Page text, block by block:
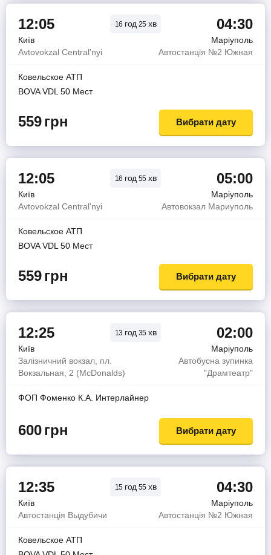
12:05 16 год 25 хв 04:30
Київ
Маріуполь
Avtovokzal Central'nyi
Автостанція №2 Южная
Ковельское АТП
BOVA VDL 50 Мест
559грн Вибрати дату
12:05 16 год 55 хв 05:00
Київ
Маріуполь
Avtovokzal Central'nyi
Автовокзал Мариуполь
Ковельское АТП
BOVA VDL 50 Мест
559грн Вибрати дату
12:25 13 год 35 хв 02:00
Київ
Маріуполь
Залізничний вокзал, пл.
Вокзальная, 2 (McDonalds)
Автобусна зупинка
"Драмтеатр"
ФОП Фоменко К.А. Интерлайнер
600грн Вибрати дату
12:35 15 год 55 хв 04:30
Київ
Маріуполь
Автостанція Выдубичи
Автостанція №2 Южная
Ковельское АТП